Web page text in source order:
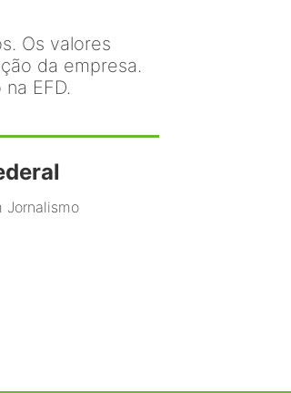
Os valores
da empresa.
EFD.
Jornalismo